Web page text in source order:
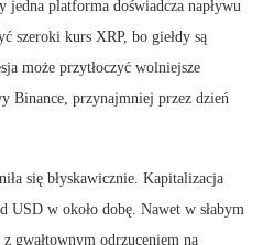
platforma doświadcza napływu
szeroki kurs XRP, bo giełdy są
może przytłoczyć wolniejsze
Binance, przynajmniej przez dzień
się błyskawicznie. Kapitalizacja
USD w około dobę. Nawet w słabym
gwałtownym odrzuceniem na